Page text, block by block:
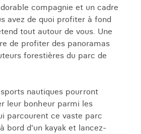
compagnie et un cadre
avez de quoi profiter à fond
tout autour de vous. Une
de profiter des panoramas
forestières du parc de
nautiques pourront
leur bonheur parmi les
parcourent ce vaste parc
bord d'un kayak et lancez-